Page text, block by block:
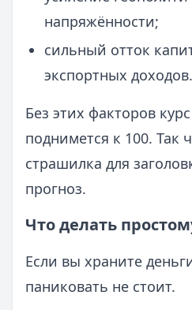
напряжённости;
сильный отток
экспортных доходов.
Без этих факторов
поднимется к 100. Так
страшилка для
прогноз.
Что делать
Если вы храните
паниковать не стоит.